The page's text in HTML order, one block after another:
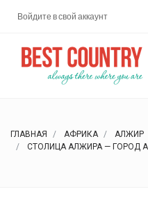
Войдите в свой аккаунт
ГЛАВНАЯ АФРИКА
АЛЖИР
СТОЛИЦА АЛЖИРА — ГОРОД